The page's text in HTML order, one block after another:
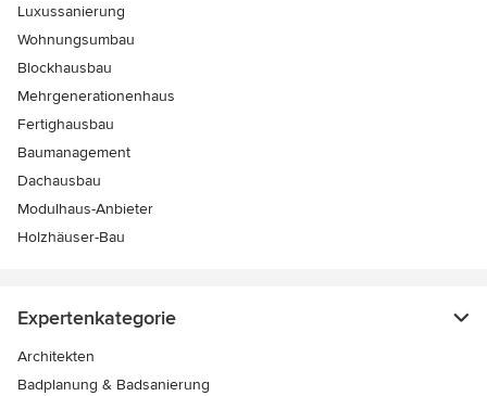
Luxussanierung
Wohnungsumbau
Blockhausbau
Mehrgenerationenhaus
Fertighausbau
Baumanagement
Dachausbau
Modulhaus-Anbieter
Holzhäuser-Bau
Expertenkategorie
Architekten
Badplanung & Badsanierung